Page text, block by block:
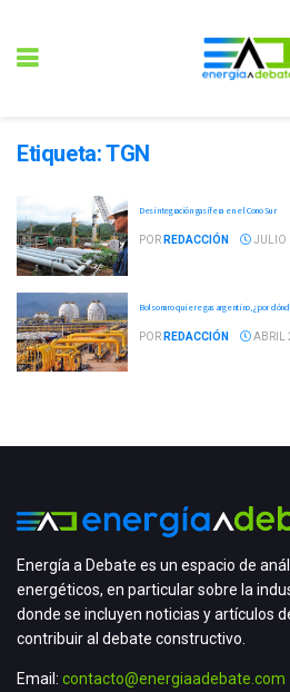
Etiqueta:TGN
Desintegración gasífera en el Cono Sur
POR REDACCIÓN JULIO
Bolsonaro quiere gas argentino, ¿por
POR REDACCIÓN ABRIL
Energía a Debate es un espacio de
energéticos, en particular sobre la
donde se incluyen noticias y artículos
contribuir al debate constructivo.
Email: contacto@energiaadebate.com